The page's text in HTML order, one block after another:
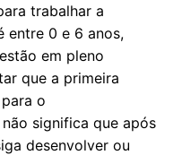
trabalhar a
entre 0 e 6 anos,
em pleno
que a primeira
o
significa que após
desenvolver ou